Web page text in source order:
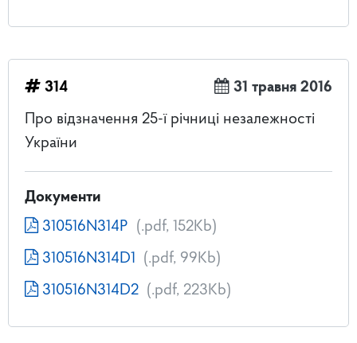
314
31 травня 2016
Про відзначення 25-ї річниці незалежності
України
Документи
310516N314P (.pdf, 152Kb)
310516N314D1 (.pdf, 99Kb)
310516N314D2 (.pdf, 223Kb)